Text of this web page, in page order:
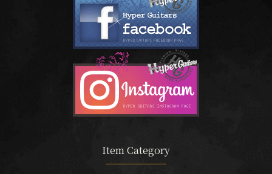
Item Category